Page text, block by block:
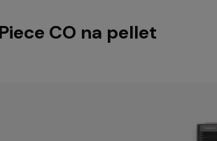
CO na pellet